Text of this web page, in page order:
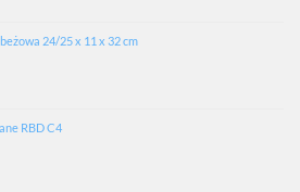
24/25 x 11 x 32 cm
RBD C4